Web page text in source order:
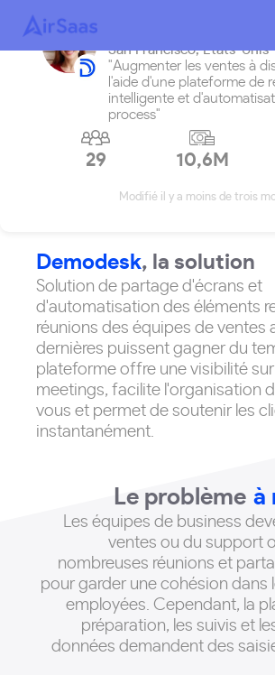
San Francisco,États-Unis
"Augmenter les ventes à
l'aide d'une plateforme de
intelligente et
process"
29 10,6M
Modifié il y a moins de trois
Demodesk, la solution
Solution de partage d'écrans et
d'automatisation des éléments
réunions des équipes de ventes
dernières puissent gagner du
plateforme offre une visibilité sur
meetings, facilite l'organisation
vous et permet de soutenir les
instantanément.
Le problème
Les équipes de business development, de
ventes ou du support
nombreuses réunions et
pour garder une cohésion dans
employées. Cependant, la
préparation, les suivis et
données demandent des